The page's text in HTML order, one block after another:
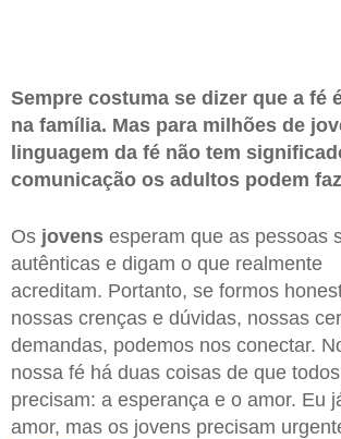
Sempre costuma se dizer que a fé
na família. Mas para milhões de
linguagem da fé não tem
comunicação os adultos podem
Os jovens esperam que as pessoas
autênticas e digam o que realmente
acreditam. Portanto, se formos
nossas crenças e dúvidas, nossas
demandas, podemos nos conectar.
nossa fé há duas coisas de que
precisam: a esperança e o amor. Eu
amor, mas os jovens precisam